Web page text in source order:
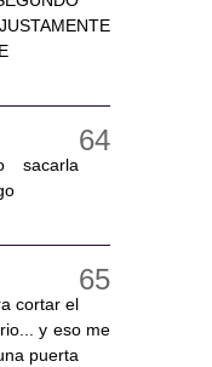
sacarla
cortar el
y eso me
puerta